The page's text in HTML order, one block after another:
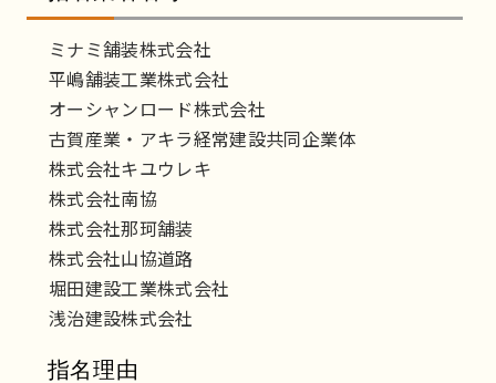
ミナミ舗装株式会社
平嶋舗装工業株式会社
オーシャンロード株式会社
古賀産業・アキラ経常建設共同企業体
株式会社キユウレキ
株式会社南協
株式会社那珂舗装
株式会社山協道路
堀田建設工業株式会社
浅治建設株式会社
指名理由